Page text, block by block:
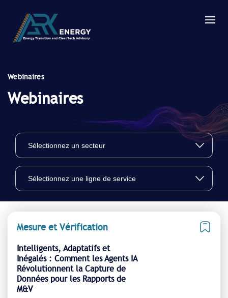
Webinaires
Webinaires
Mesure et Vérification
Intelligents, Adaptatifs et
Inégalés : Comment les Agents IA
Révolutionnent la Capture de
Données pour les Rapports de
M&V